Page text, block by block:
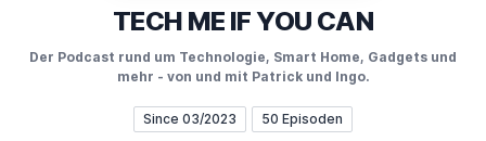
TECH ME IF YOU CAN
Der Podcast rund um Technologie, Smart Home, Gadgets und
mehr - von und mit Patrick und Ingo.
Since 03/2023 50 Episoden